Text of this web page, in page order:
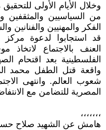
وخلال الأيام الأولى
من السياسيين والمثقفين
الفكر والمهنيين
قد استجابوا لدعوة مركز
العنف بالاجتماع
الفلسطينية بعد اقتحام
واقعة قتل الطفل محمد
شعوب العالم. وانتهى
المصرية للتضامن مع
،،،،،،،
هامش عن الشهيد صلاح